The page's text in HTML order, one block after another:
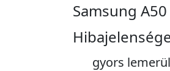
Samsung
gyors